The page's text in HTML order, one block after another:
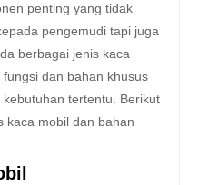
penting yang tidak
pengemudi tapi juga
berbagai jenis kaca
dan bahan khusus
tertentu. Berikut
kaca mobil dan bahan